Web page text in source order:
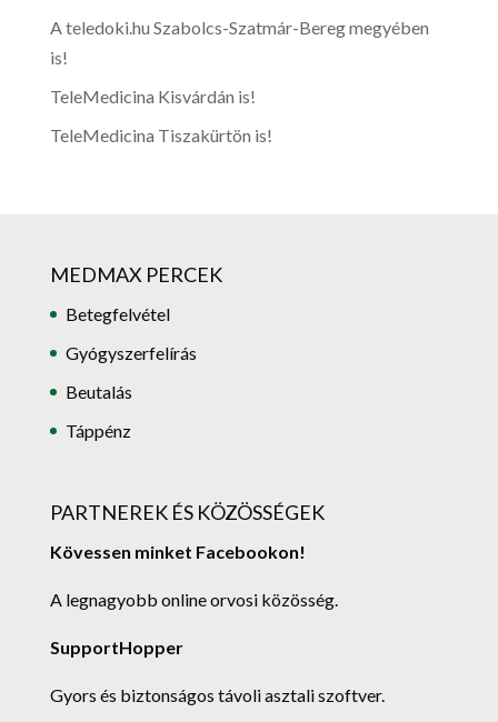
A teledoki.hu Szabolcs-Szatmár-Bereg megyében
is!
TeleMedicina Kisvárdán is!
TeleMedicina Tiszakürtön is!
MEDMAX PERCEK
Betegfelvétel
Gyógyszerfelírás
Beutalás
Táppénz
PARTNEREK ÉS KÖZÖSSÉGEK
Kövessen minket Facebookon!
A legnagyobb online orvosi közösség.
SupportHopper
Gyors és biztonságos távoli asztali szoftver.